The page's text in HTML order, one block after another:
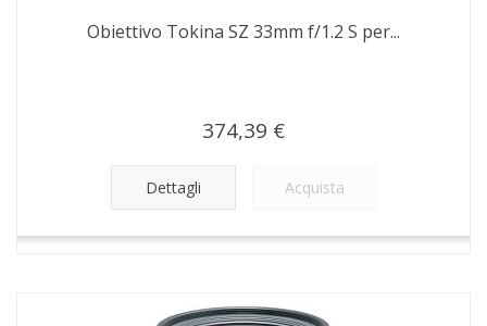
Obiettivo Tokina SZ 33mm f/1.2 S per...
374,39 €
Dettagli Acquista